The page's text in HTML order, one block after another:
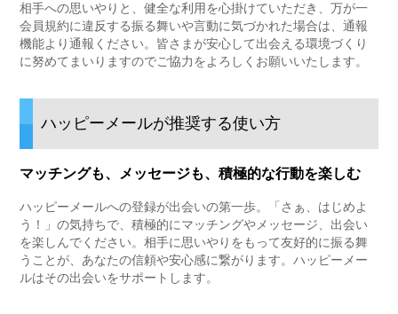
相手への思いやりと、健全な利用を心掛けていただき、万が一
会員規約に違反する振る舞いや言動に気づかれた場合は、通報
機能より通報ください。皆さまが安心して出会える環境づくり
に努めてまいりますのでご協力をよろしくお願いいたします。
ハッピーメールが推奨する使い方
マッチングも、メッセージも、積極的な行動を楽しむ
ハッピーメールへの登録が出会いの第一歩。「さぁ、はじめよ
う！」の気持ちで、積極的にマッチングやメッセージ、出会い
を楽しんでください。相手に思いやりをもって友好的に振る舞
うことが、あなたの信頼や安心感に繋がります。ハッピーメー
ルはその出会いをサポートします。